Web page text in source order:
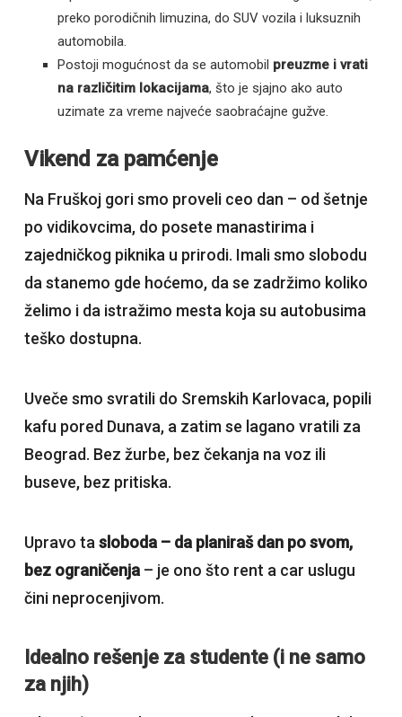
preko porodičnih limuzina, do SUV vozila i luksuznih
automobila.
Postoji mogućnost da se automobil preuzme i vrati
na različitim lokacijama, što je sjajno ako auto
uzimate za vreme najveće saobraćajne gužve.
Vikend za pamćenje
Na Fruškoj gori smo proveli ceo dan – od šetnje
po vidikovcima, do posete manastirima i
zajedničkog piknika u prirodi. Imali smo slobodu
da stanemo gde hoćemo, da se zadržimo koliko
želimo i da istražimo mesta koja su autobusima
teško dostupna.
Uveče smo svratili do Sremskih Karlovaca, popili
kafu pored Dunava, a zatim se lagano vratili za
Beograd. Bez žurbe, bez čekanja na voz ili
buseve, bez pritiska.
Upravo ta sloboda – da planiraš dan po svom,
bez ograničenja– je ono što rent a car uslugu
čini neprocenjivom.
Idealno rešenje za studente (i ne samo
za njih)